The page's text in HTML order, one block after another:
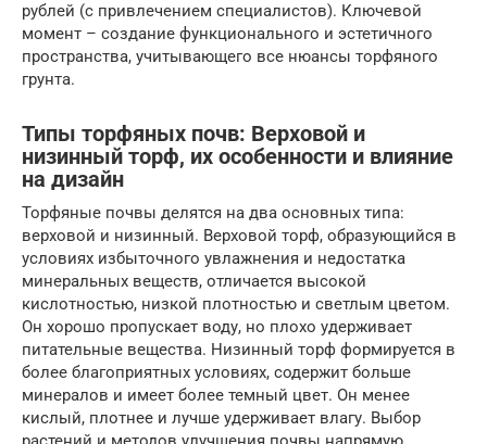
рублей (с привлечением специалистов). Ключевой
момент – создание функционального и эстетичного
пространства, учитывающего все нюансы торфяного
грунта.
Типы торфяных почв: Верховой и
низинный торф, их особенности и влияние
на дизайн
Торфяные почвы делятся на два основных типа:
верховой и низинный. Верховой торф, образующийся в
условиях избыточного увлажнения и недостатка
минеральных веществ, отличается высокой
кислотностью, низкой плотностью и светлым цветом.
Он хорошо пропускает воду, но плохо удерживает
питательные вещества. Низинный торф формируется в
более благоприятных условиях, содержит больше
минералов и имеет более темный цвет. Он менее
кислый, плотнее и лучше удерживает влагу. Выбор